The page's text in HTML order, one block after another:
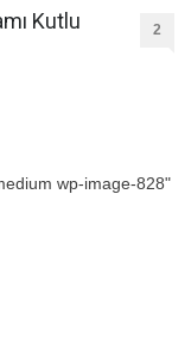
Kutlu
2
wp-image-828"